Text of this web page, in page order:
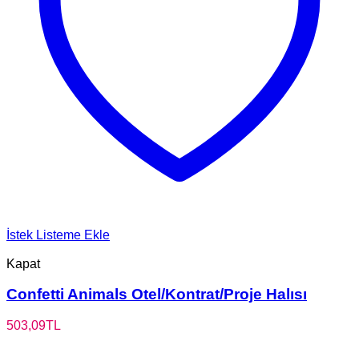
İstek Listeme Ekle
Kapat
Confetti Animals Otel/Kontrat/Proje Halısı
503,09TL